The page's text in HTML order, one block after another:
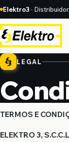
Elektro3 ·
LEGAL
TERMOS E
ELEKTRO 3,